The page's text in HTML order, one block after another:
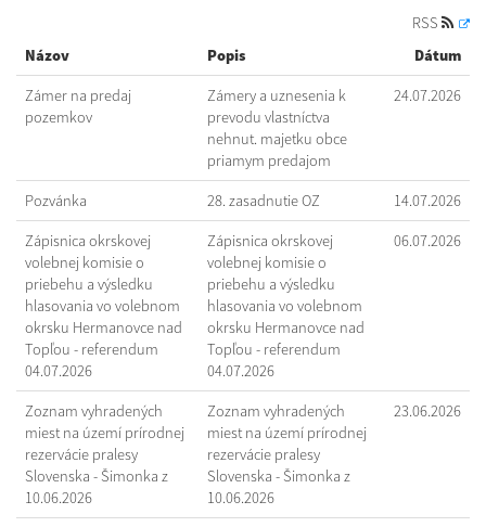
RSS
Názov
Popis Dátum
Zámer na predaj
pozemkov
Zámery a uznesenia k
prevodu vlastníctva
nehnut. majetku obce
priamym predajom
24.07.2026
Pozvánka 28. zasadnutie OZ 14.07.2026
Zápisnica okrskovej
volebnej komisie o
priebehu a výsledku
hlasovania vo volebnom
okrsku Hermanovce nad
Topľou - referendum
04.07.2026
Zápisnica okrskovej
volebnej komisie o
priebehu a výsledku
hlasovania vo volebnom
okrsku Hermanovce nad
Topľou - referendum
04.07.2026
06.07.2026
Zoznam vyhradených
miest na území prírodnej
rezervácie pralesy
Slovenska - Šimonka z
10.06.2026
Zoznam vyhradených
miest na území prírodnej
rezervácie pralesy
Slovenska - Šimonka z
10.06.2026
23.06.2026